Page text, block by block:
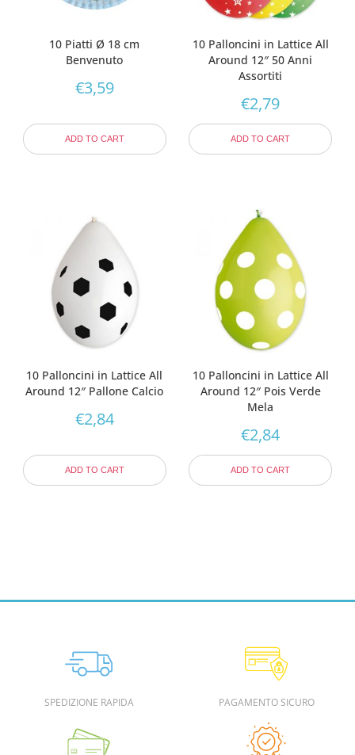
10 Piatti Ø 18 cm
Benvenuto
€3,59
ADD TO CART
10 Palloncini in Lattice All
Around 12″ 50 Anni
Assortiti
€2,79
ADD TO CART
10 Palloncini in Lattice All
Around 12″ Pallone Calcio
€2,84
ADD TO CART
10 Palloncini in Lattice All
Around 12″ Pois Verde
Mela
€2,84
ADD TO CART
SPEDIZIONE RAPIDA PAGAMENTO SICURO